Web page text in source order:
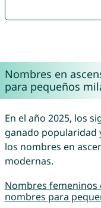
Nombres en
para pequeños
En el año 2025, los
ganado popularidad
los nombres en
modernas.
Nombres femeninos
nombres para